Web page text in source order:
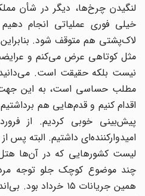
لنگیدن چرخ‌ها، دیگر در شأن
خیلی فوری عملیاتی انجام دهیم
لاک‌پشتی هم متوقف شود.
مثل کوتاهی عرض می‌کنم و عرایضم
نیست بلکه حقیقت است.
مطلب حساسی است، به این جهت
اقدام کنیم و قدم‌هایی هم
پیش‌بینی خوبی کردیم. از
امیدوارکننده‌ای داشتیم. البته پس
لیست کشورهایی که در آن‌ها هتل
چند موضوع کوچک جلو توجه
همین جریانات ۱۵ خرداد